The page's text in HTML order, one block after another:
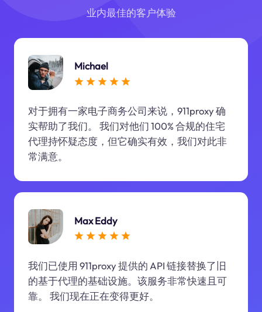
业内最佳的客户体验
Michael
对于拥有一家电子商务公司来说，911proxy 确
实帮助了我们。 我们对他们 100% 合规的住宅
代理持怀疑态度，但它确实有效，我们对此非
常满意。
Max Eddy
我们已使用 911proxy 提供的 API 链接替换了旧
的基于代理的基础设施。该服务非常快速且可
靠。 我们现在正在变得更好。